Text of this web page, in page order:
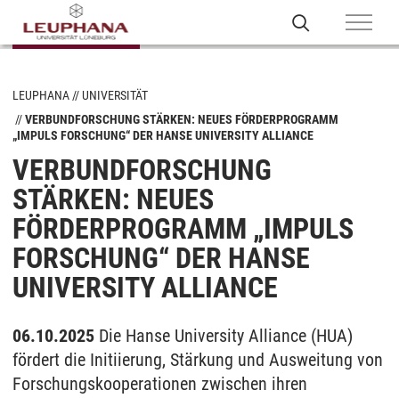
LEUPHANA
UNIVERSITÄT
VERBUNDFORSCHUNG STÄRKEN: NEUES FÖRDERPROGRAMM
„IMPULS FORSCHUNG“ DER HANSE UNIVERSITY ALLIANCE
VERBUNDFORSCHUNG
STÄRKEN: NEUES
FÖRDERPROGRAMM „IMPULS
FORSCHUNG“ DER HANSE
UNIVERSITY ALLIANCE
06.10.2025 Die Hanse University Alliance (HUA)
fördert die Initiierung, Stärkung und Ausweitung von
Forschungskooperationen zwischen ihren